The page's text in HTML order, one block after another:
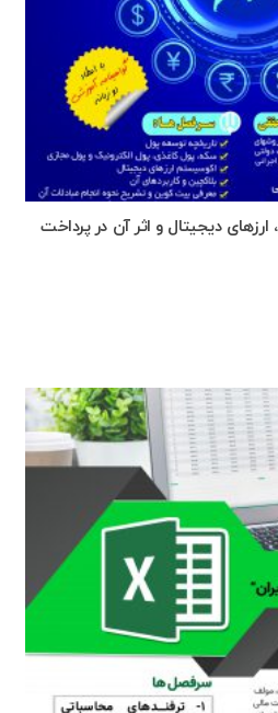
ارزهای دیجیتال و اثر آن در پرداخت